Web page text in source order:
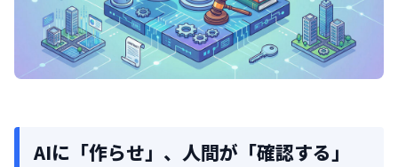
AIに「作らせ」、人間が「確認する」